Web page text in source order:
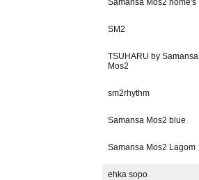
Samansa Mos2 home's
SM2
TSUHARU by Samansa
Mos2
sm2rhythm
Samansa Mos2 blue
Samansa Mos2 Lagom
ehka sopo